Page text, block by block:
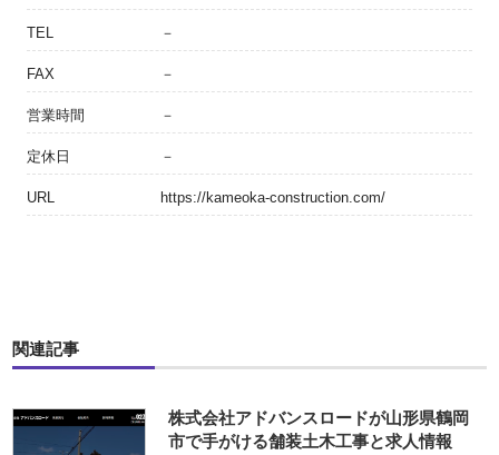
TEL －
FAX －
営業時間 －
定休日 －
URL https://kameoka-construction.com/
関連記事
株式会社アドバンスロードが山形県鶴岡
市で手がける舗装土木工事と求人情報